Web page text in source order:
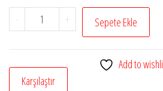
-
İslam
Karşıtı
Bulunan
Metodolojik
+ Sepete Ekle
Add to
Karşılaştır